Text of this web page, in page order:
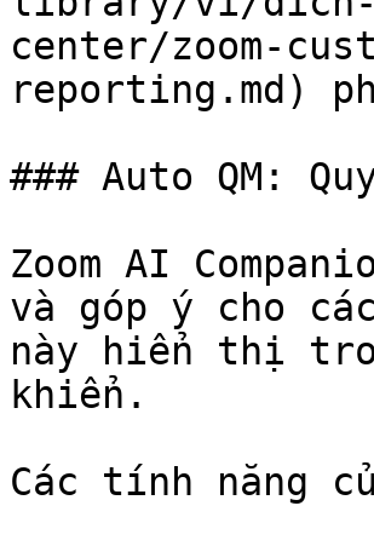
center/zoom-
reporting.md)
### Auto QM:
Zoom AI
và góp ý cho
này hiển thị
khiển.
Các tính năng